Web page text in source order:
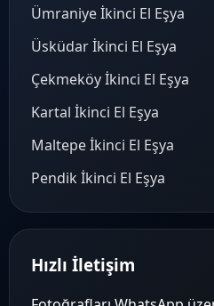
Ümraniye İkinci El Eşya
Üsküdar İkinci El Eşya
Çekmeköy İkinci El Eşya
Kartal İkinci El Eşya
Maltepe İkinci El Eşya
Pendik İkinci El Eşya
Hızlı İletişim